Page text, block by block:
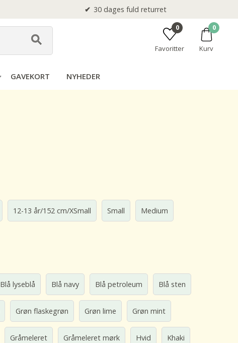
30 dages fuld returret
0
Favoritter
0
Kurv
GAVEKORT NYHEDER
12-13 år/152 cm/XSmall Small Medium
Blå lyseblå Blå navy Blå petroleum Blå sten
Grøn flaskegrøn Grøn lime Grøn mint
Gråmeleret Gråmeleret mørk Hvid Khaki